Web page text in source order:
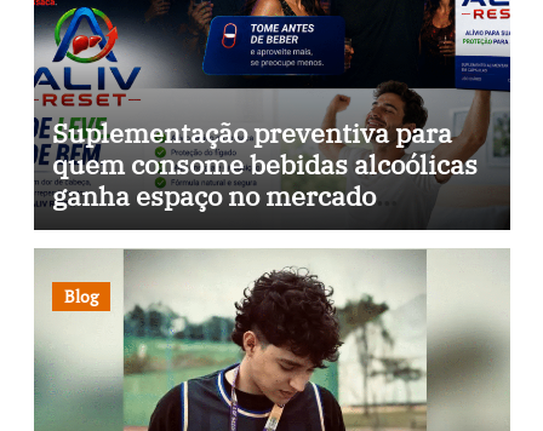
Suplementação preventiva para
quem consome bebidas alcoólicas
ganha espaço no mercado
brasileiro
Blog